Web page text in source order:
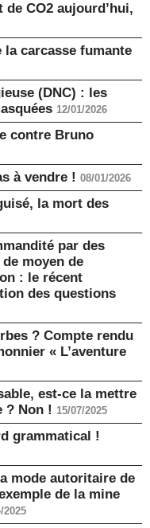
de CO2 aujourd’hui,
carcasse fumante
(DNC) : les
12/01/2026
contre Bruno
à vendre ! 08/01/2026
la mort des
par des
moyen de
: le récent
des questions
? Compte rendu
« L’aventure
est-ce la mettre
? Non ! 15/07/2025
grammatical !
mode autoritaire de
de la mine
2025